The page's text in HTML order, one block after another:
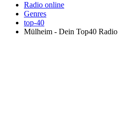
Radio online
Genres
top-40
Mülheim - Dein Top40 Radio